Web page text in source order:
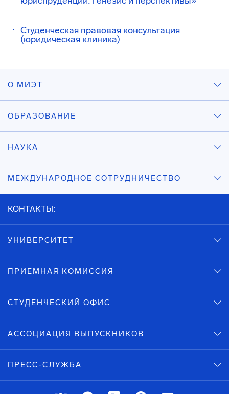
Студенческая правовая консультация
(юридическая клиника)
О МИЭТ
ОБРАЗОВАНИЕ
НАУКА
МЕЖДУНАРОДНОЕ СОТРУДНИЧЕСТВО
КОНТАКТЫ:
УНИВЕРСИТЕТ
ПРИЕМНАЯ КОМИССИЯ
СТУДЕНЧЕСКИЙ ОФИС
АССОЦИАЦИЯ ВЫПУСКНИКОВ
ПРЕСС-СЛУЖБА